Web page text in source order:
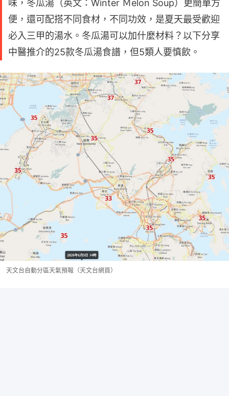
味，冬瓜湯（英文：Winter Ｍelon Soup）更簡單方
便，還可配搭不同食材，不同功效，是夏天最受歡迎
必入三甲的湯水。冬瓜湯可以加什麼材料？以下分享
中醫推介的25款冬瓜湯食譜，但5類人要慎飲。
天文台自動分區天氣預報（天文台網頁）